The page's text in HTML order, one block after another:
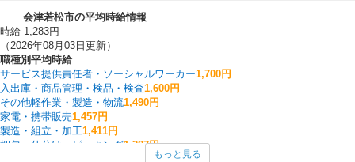
会津若松市の平均時給情報
時給 1,283円
（2026年08月03日更新）
職種別平均時給
サービス提供責任者・ソーシャルワーカー1,700円
入出庫・商品管理・検品・検査1,600円
その他軽作業・製造・物流1,490円
家電・携帯販売1,457円
製造・組立・加工1,411円
梱包・仕分け・ピッキング1,387円
もっと見る